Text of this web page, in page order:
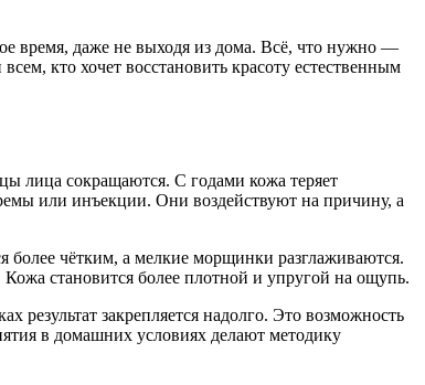
время, даже не выходя из дома. Всё, что нужно —
кто хочет восстановить красоту естественным
лица сокращаются. С годами кожа теряет
или инъекции. Они воздействуют на причину, а
чётким, а мелкие морщинки разглаживаются.
становится более плотной и упругой на ощупь.
закрепляется надолго. Это возможность
в домашних условиях делают методику